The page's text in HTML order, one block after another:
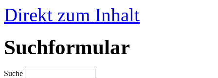
Direkt zum Inhalt
Suchformular
Suche